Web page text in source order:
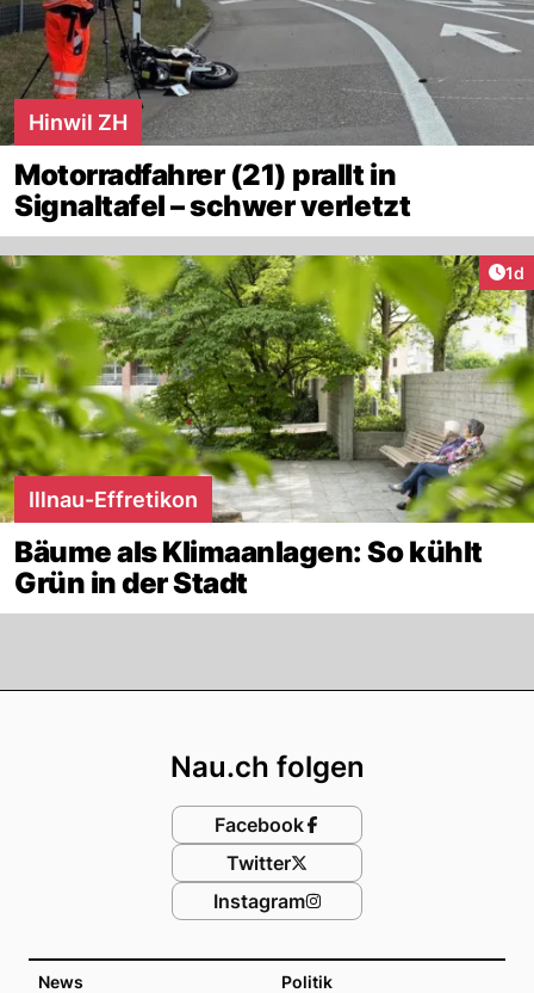
Hinwil ZH
Motorradfahrer (21) prallt in
Signaltafel – schwer verletzt
1d
Illnau-Effretikon
Bäume als Klimaanlagen: So kühlt
Grün in der Stadt
News Politik
Nau.ch folgen
Facebook
Twitter
Instagram